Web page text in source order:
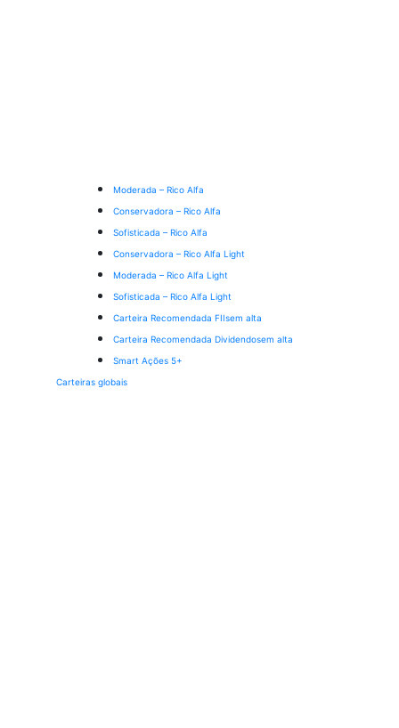
Moderada – Rico Alfa
Conservadora – Rico Alfa
Sofisticada – Rico Alfa
Conservadora – Rico Alfa Light
Moderada – Rico Alfa Light
Sofisticada – Rico Alfa Light
Carteira Recomendada FIIsem alta
Carteira Recomendada Dividendosem alta
Smart Ações 5+
Carteiras globais